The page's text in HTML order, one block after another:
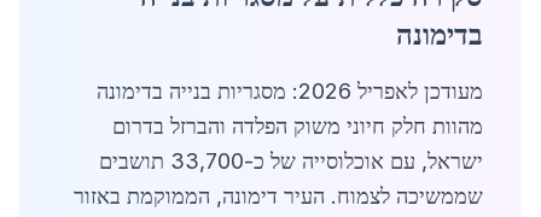
בדימונה
מעודכן לאפריל 2026: מסגריות בנייה בדימונה
מהוות חלק חיוני משוק הפלדה והברזל בדרום
ישראל, עם אוכלוסייה של כ-33,700 תושבים
שממשיכה לצמוח. העיר דימונה, הממוקמת באזור